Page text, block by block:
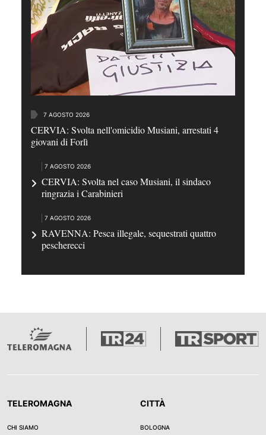
7 AGOSTO 2026
CERVIA: Svolta nell'omicidio Musiani, arrestati 4
giovani di Forlì
7 AGOSTO 2026
CERVIA: Svolta nel caso Musiani, il sindaco
ringrazia i Carabinieri
7 AGOSTO 2026
RAVENNA: Pesca illegale, sequestrati quattro
pescherecci
TELEROMAGNA
CHI SIAMO
CITTÀ
BOLOGNA